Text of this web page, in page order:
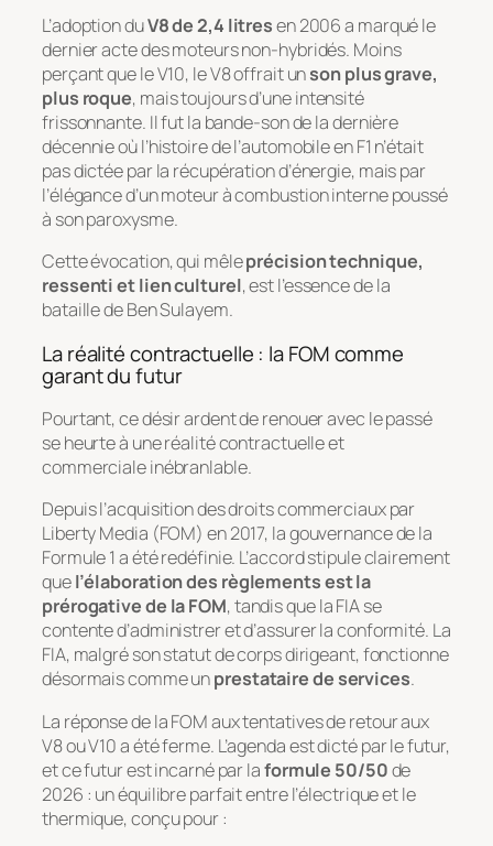
L’adoption duV8 de 2,4 litresen 2006 a marqué le
dernier acte des moteurs non-hybridés. Moins
perçant que le V10, le V8 offrait unson plus grave,
plus roque, mais toujours d’une intensité
frissonnante. Il fut la bande-son de la dernière
décennie où l’histoire de l’automobile en F1 n’était
pas dictée par la récupération d’énergie, mais par
l’élégance d’un moteur à combustion interne poussé
à son paroxysme.
Cette évocation, qui mêleprécision technique,
ressenti et lien culturel, est l’essence de la
bataille de Ben Sulayem.
La réalité contractuelle : la FOM comme
garant du futur
Pourtant, ce désir ardent de renouer avec le passé
se heurte à une réalité contractuelle et
commerciale inébranlable.
Depuis l’acquisition des droits commerciaux par
Liberty Media (FOM) en 2017, la gouvernance de la
Formule 1 a été redéfinie. L’accord stipule clairement
quel’élaboration des règlements est la
prérogative de la FOM, tandis que la FIA se
contente d’administrer et d’assurer la conformité. La
FIA, malgré son statut de corps dirigeant, fonctionne
désormais comme unprestataire de services.
La réponse de la FOM aux tentatives de retour aux
V8 ou V10 a été ferme. L’agenda est dicté par le futur,
et ce futur est incarné par laformule 50/50de
2026 : un équilibre parfait entre l’électrique et le
thermique, conçu pour :